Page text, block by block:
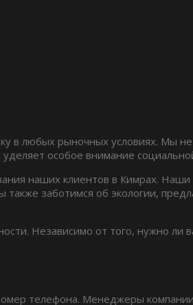
в любых рыночных условиях. Мы
особое внимание
наших клиентов в Кимрах. Наши
заботимся об экологии,
Независимо от того, нужно ли
телефона. Менеджеры